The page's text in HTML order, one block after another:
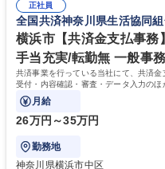
平均100件前後■メール・手紙：同上40件前後 募集職
相談室】お客様のお声をもとによ
すのでご安心ください。 【当社
う会社として、お客様との出会い
を込めてコミュニケーションを
す。 学歴・資格 学歴：大学院 大学 高専 短大 専修学校 高校 語学力： 資
格：
正社員
全国共済神奈川県生活協同
横浜市【共済金支払事務
手当充実/転勤無 一般事務
共済事業を行っている当社にて、共済
受付・内容確認・審査・データ入力のほ
対応や書類発送等を担当します。
月給
26万円～35万円
勤務地
神奈川県横浜市中区